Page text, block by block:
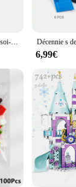
Blocs de construction à monter soi-même, figurines fines, briques 4x8, 12 couleurs, éducatif, créatif, Compatible avec la marque de jouets pour enfants, 15 pièces, 3035
6,99€